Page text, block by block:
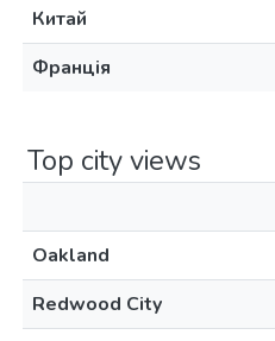
Китай
Франція
Top city views
Oakland
Redwood City